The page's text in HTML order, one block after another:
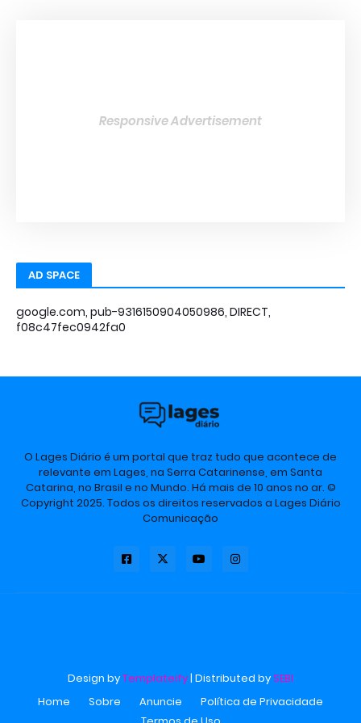
Responsive Advertisement
AD SPACE
google.com, pub-9316150904050986, DIRECT,
f08c47fec0942fa0
O Lages Diário é um portal que traz tudo que acontece de
relevante em Lages, na Serra Catarinense, em Santa
Catarina, no Brasil e no Mundo. Há mais de 10 anos no ar. ©
Copyright 2025. Todos os direitos reservados a Lages Diário
Comunicação
Design byTemplateify| Distributed bySEBI
Home
Sobre Anuncie
Política de Privacidade